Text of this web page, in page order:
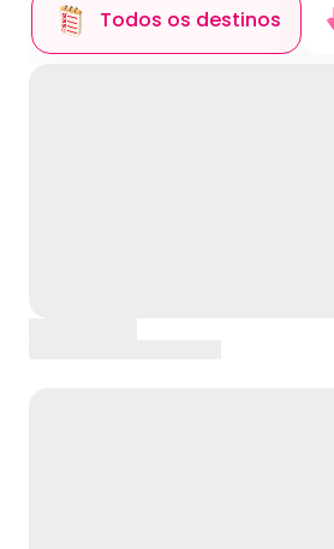
Todos os destinos